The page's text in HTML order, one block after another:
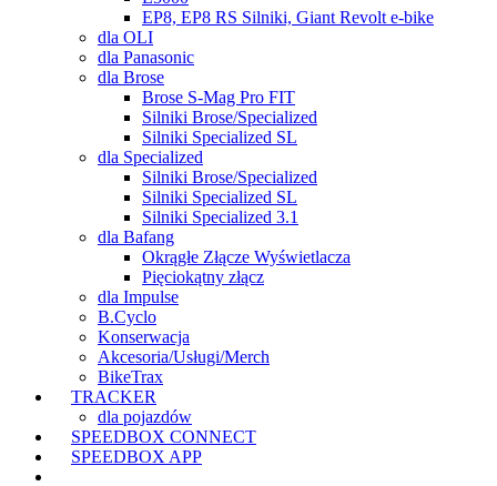
EP8, EP8 RS Silniki, Giant Revolt e-bike
dla OLI
dla Panasonic
dla Brose
Brose S-Mag Pro FIT
Silniki Brose/Specialized
Silniki Specialized SL
dla Specialized
Silniki Brose/Specialized
Silniki Specialized SL
Silniki Specialized 3.1
dla Bafang
Okrągłe Złącze Wyświetlacza
Pięciokątny złącz
dla Impulse
B.Cyclo
Konserwacja
Akcesoria/Usługi/Merch
BikeTrax
TRACKER
dla pojazdów
SPEEDBOX CONNECT
SPEEDBOX APP